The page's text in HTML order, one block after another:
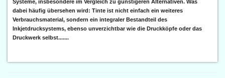
Systeme, insbesondere im Vergleich zu günstigeren Alternativen. Was
dabei häufig übersehen wird: Tinte ist nicht einfach ein weiteres
Verbrauchsmaterial, sondern ein integraler Bestandteil des
Inkjetdrucksystems, ebenso unverzichtbar wie die Druckköpfe oder das
Druckwerk selbst.......